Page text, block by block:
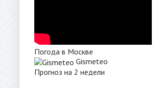
Погода в Москве
Gismeteo
Прогноз на 2 недели